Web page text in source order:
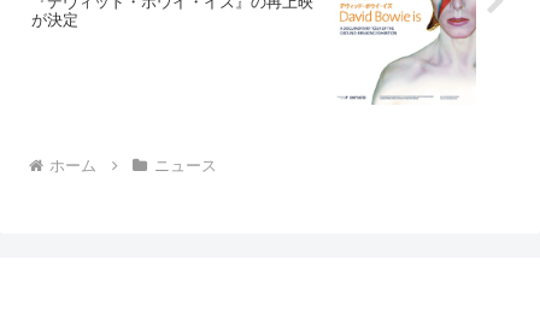
が決定
ホーム ニュース